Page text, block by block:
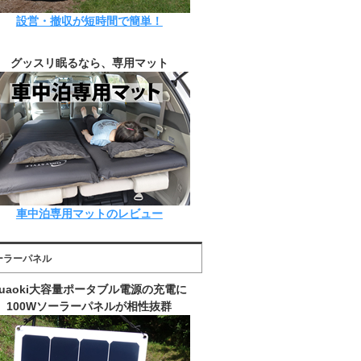
設営・撤収が短時間で簡単！
グッスリ眠るなら、専用マット
車中泊専用マットのレビュー
ラーパネル
大容量ポータブル電源の充電に
100Wソーラーパネルが相性抜群